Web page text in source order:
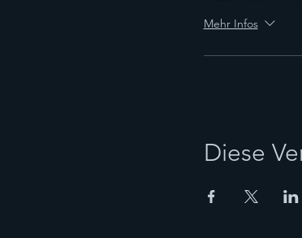
Mehr Infos
Diese